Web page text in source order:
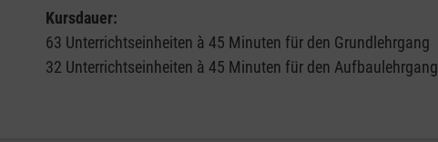
Kursdauer:
63 Unterrichtseinheiten à 45 Minuten für den Grundlehrgang
32 Unterrichtseinheiten à 45 Minuten für den Aufbaulehrgang